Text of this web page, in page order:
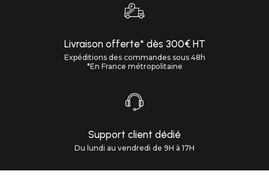
Livraison offerte* dès 300€ HT
Expéditions des commandes sous 48h
*En France métropolitaine
Support client dédié
Du lundi au vendredi de 9H à 17H